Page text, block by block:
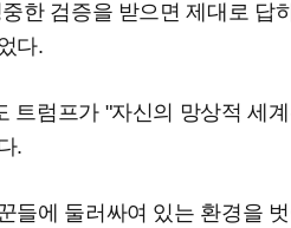
한 검증을 받으면 제대로 답
다.
트럼프가 "자신의 망상적 세
.
들에 둘러싸여 있는 환경을